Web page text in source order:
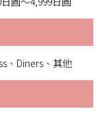
、Diners、其他